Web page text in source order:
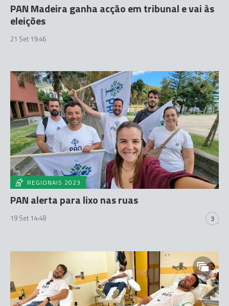
PAN Madeira ganha acção em tribunal e vai às
eleições
21 Set 19:46
REGIONAIS 2023
PAN alerta para lixo nas ruas
19 Set 14:48 3